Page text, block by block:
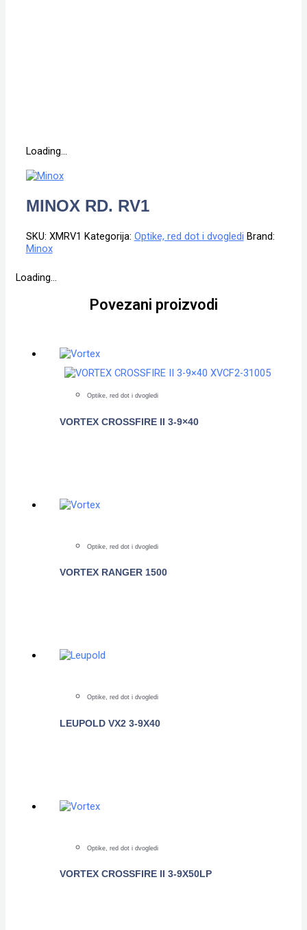
Loading...
MINOX RD. RV1
SKU: XMRV1 Kategorija: Optike, red dot i dvogledi Brand:
Minox
Loading...
Povezani proizvodi
Optike, red dot i dvogledi
VORTEX CROSSFIRE II 3-9×40
Optike, red dot i dvogledi
VORTEX RANGER 1500
Optike, red dot i dvogledi
LEUPOLD VX2 3-9X40
Optike, red dot i dvogledi
VORTEX CROSSFIRE II 3-9X50LP